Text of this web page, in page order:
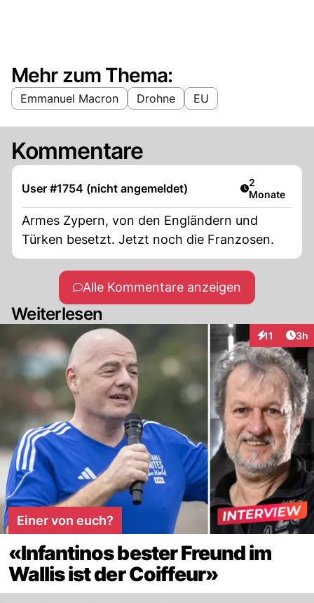
Mehr zum Thema:
Emmanuel Macron Drohne EU
Kommentare
User #1754 (nicht angemeldet) Artikel
2
Monate
Armes Zypern, von den Engländern und
Türken besetzt. Jetzt noch die Franzosen.
Alle Kommentare anzeigen
Weiterlesen
11 3h
Einer von euch?
«Infantinos bester Freund im
Wallis ist der Coiffeur»